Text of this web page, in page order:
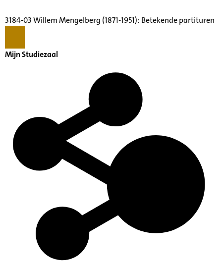
3184-03 Willem Mengelberg (1871-1951): Betekende partituren
Mijn Studiezaal